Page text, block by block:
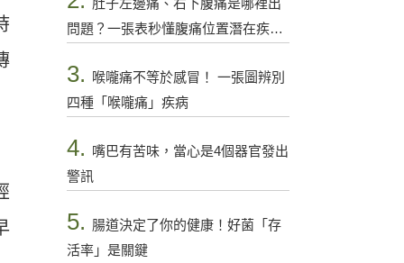
肚子左邊痛、右下腹痛是哪裡出
問題？一張表秒懂腹痛位置潛在疾病
3.
喉嚨痛不等於感冒！ 一張圖辨別
四種「喉嚨痛」疾病
4. 嘴巴有苦味，當心是4個器官發出
警訊
5. 腸道決定了你的健康！好菌「存
活率」是關鍵